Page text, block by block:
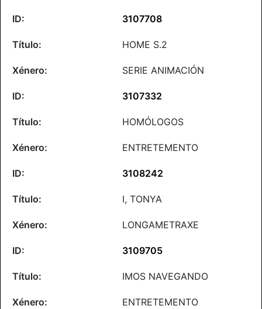
3107708
HOME S.2
SERIE ANIMACIÓN
3107332
HOMÓLOGOS
ENTRETEMENTO
3108242
I, TONYA
LONGAMETRAXE
3109705
IMOS NAVEGANDO
ENTRETEMENTO